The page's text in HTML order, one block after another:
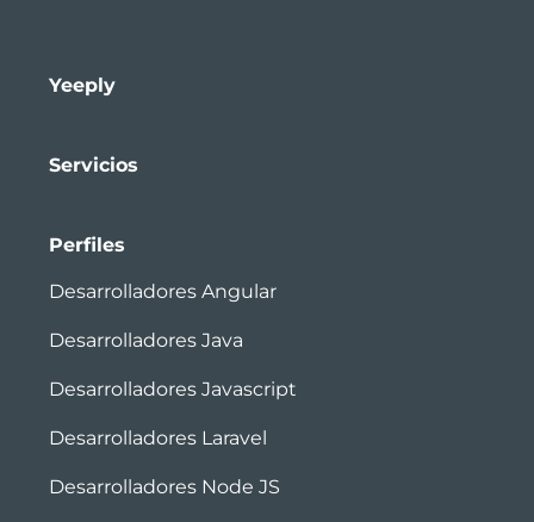
Yeeply
Servicios
Perfiles
Desarrolladores Angular
Desarrolladores Java
Desarrolladores Javascript
Desarrolladores Laravel
Desarrolladores Node JS